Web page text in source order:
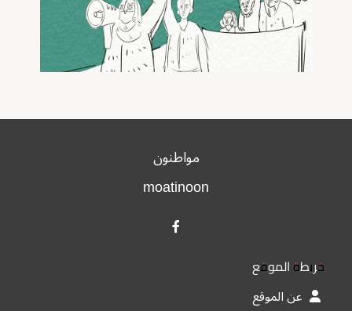
مواطنون
moatinoon
خريطة الموقع
عن الموقع